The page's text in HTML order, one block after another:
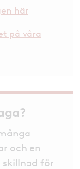
här
på våra
och en
skillnad för